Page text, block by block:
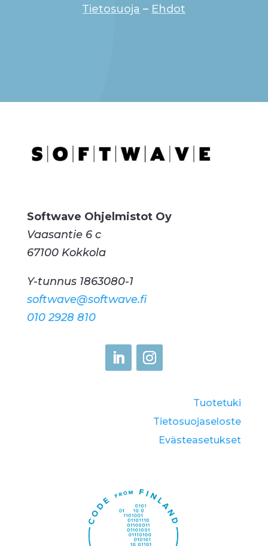
Tietosuoja – Ehdot
Softwave Ohjelmistot Oy
Vaasantie 6 c
67100 Kokkola
Y-tunnus 1863080-1
softwave@softwave.fi
010 2928 810
Tuotetuki
Tietosuojaseloste
Eväste­asetukset